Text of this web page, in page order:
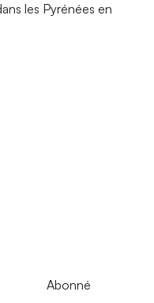
les Pyrénées en
Abonné